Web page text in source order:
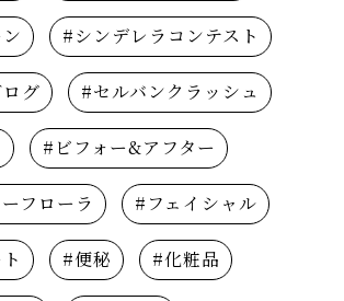
#シンデレラコンテスト
グ #セルバンクラッシュ
#ビフォー&アフター
フローラ #フェイシャル
#便秘 #化粧品